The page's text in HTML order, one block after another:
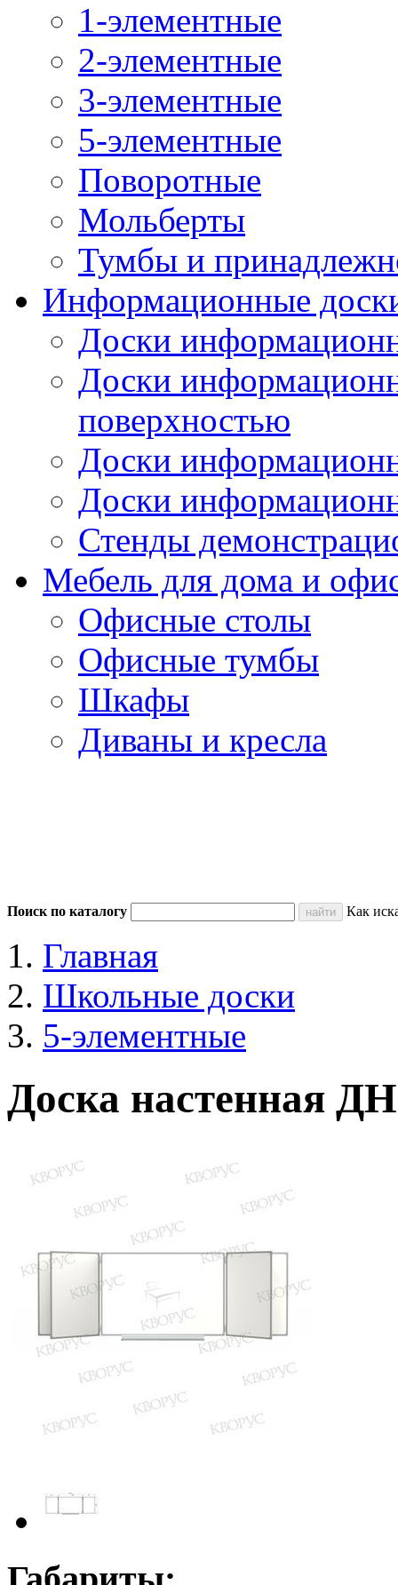
1-элементные
2-элементные
3-элементные
5-элементные
Поворотные
Мольберты
Тумбы и
Информационные
Доски
Доски
поверхностью
Доски
Доски
Стенды
Мебель для дома и
Офисные столы
Офисные тумбы
Шкафы
Диваны и кресла
Поиск по каталогу Как
Главная
Школьные доски
5-элементные
Доска настенная